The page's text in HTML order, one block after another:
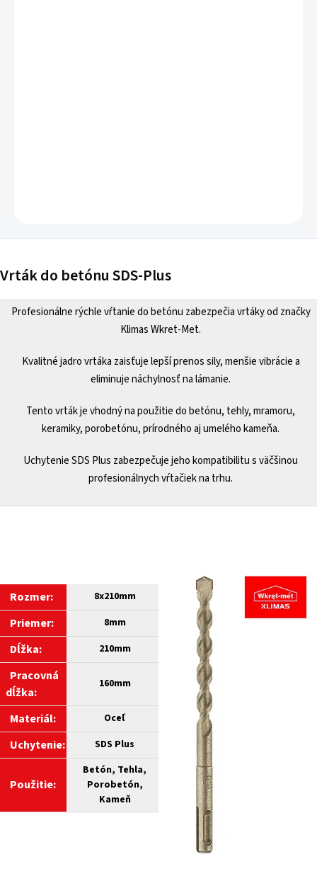
Vrták do betónu SDS-Plus
Profesionálne rýchle vŕtanie do betónu zabezpečia vrtáky od značky
Klimas Wkret-Met.
Kvalitné jadro vrtáka zaisťuje lepší prenos sily, menšie vibrácie a
eliminuje náchylnosť na lámanie.
Tento vrták je vhodný na použitie do betónu, tehly, mramoru,
keramiky, porobetónu, prírodného aj umelého kameňa.
Uchytenie SDS Plus zabezpečuje jeho kompatibilitu s väčšinou
profesionálnych vŕtačiek na trhu.
Rozmer: 8x210mm
Priemer: 8mm
Dĺžka: 210mm
Pracovná
dĺžka:
160mm
Materiál: Oceľ
Uchytenie: SDS Plus
Použitie:
Betón, Tehla,
Porobetón,
Kameň